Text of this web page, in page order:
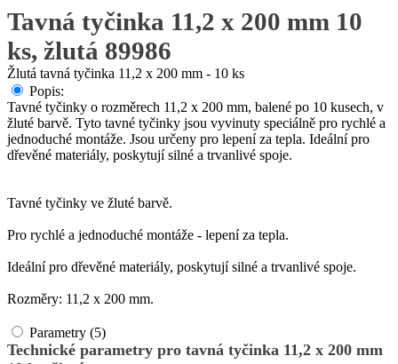
Tavná tyčinka 11,2 x 200 mm 10
ks, žlutá 89986
Žlutá tavná tyčinka 11,2 x 200 mm - 10 ks
Popis:
Tavné tyčinky o rozměrech 11,2 x 200 mm, balené po 10 kusech, v
žluté barvě. Tyto tavné tyčinky jsou vyvinuty speciálně pro rychlé a
jednoduché montáže. Jsou určeny pro lepení za tepla. Ideální pro
dřevěné materiály, poskytují silné a trvanlivé spoje.
Tavné tyčinky ve žluté barvě.
Pro rychlé a jednoduché montáže - lepení za tepla.
Ideální pro dřevěné materiály, poskytují silné a trvanlivé spoje.
Rozměry: 11,2 x 200 mm.
Parametry (5)
Technické parametry pro tavná tyčinka 11,2 x 200 mm